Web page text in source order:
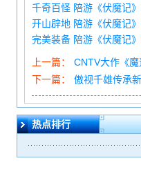
千奇百怪 陪游《伏魔记
开山辟地 陪游《伏魔记
完美装备 陪游《伏魔记
上一篇：
CNTV大作《
下一篇：
傲视千雄传承
热点排行